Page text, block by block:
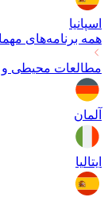
اسپانیا
همه برنامه‌های
مطالعات محیطی و
آلمان
ایتالیا